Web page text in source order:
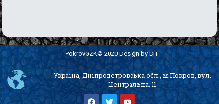
PokrovGZK© 2020 Design by DIT
Україна, Дніпропетровська обл., м.Покров, вул.
Центральна, 11